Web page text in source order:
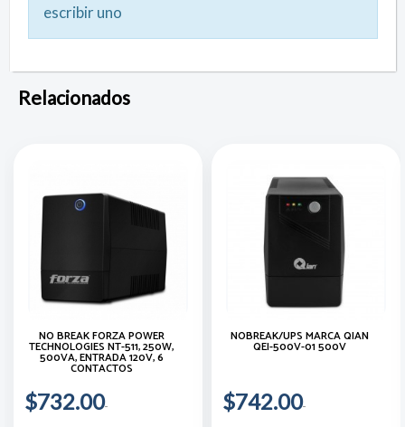
escribir uno
Relacionados
NO BREAK FORZA POWER
TECHNOLOGIES NT-511, 250W,
500VA, ENTRADA 120V, 6
CONTACTOS
$732.00
NOBREAK/UPS MARCA QIAN
QEI-500V-01 500V
$742.00